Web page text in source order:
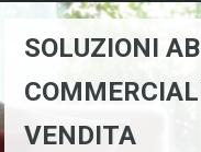
SOLUZIONI
VENDITA